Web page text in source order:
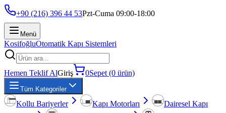
+90 (216) 396 44 53Pzt-Cuma 09:00-18:00
Menü
KosifoğluOtomatik Kapı Sistemleri
Hemen Teklif AlGiriş 0Sepet (0 ürün)
Tüm Kategoriler
Kollu Bariyerler Kapı Motorları
Dairesel Kapı